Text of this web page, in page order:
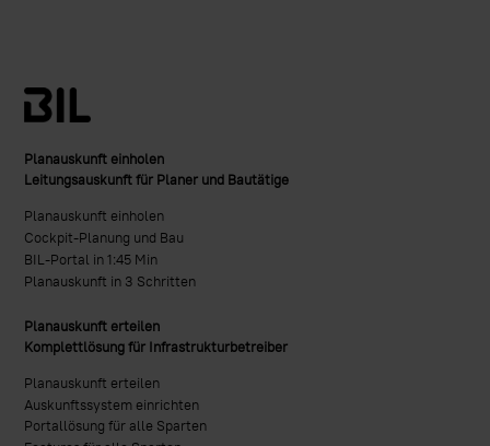
Planauskunft einholen
Leitungsauskunft für Planer und Bautätige
Planauskunft einholen
Cockpit-Planung und Bau
BIL-Portal in 1:45 Min
Planauskunft in 3 Schritten
Planauskunft erteilen
Komplettlösung für Infrastrukturbetreiber
Planauskunft erteilen
Auskunftssystem einrichten
Portallösung für alle Sparten